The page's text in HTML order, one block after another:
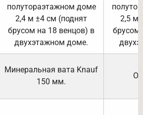
полутораэтажном доме
2,4 м ±4 см (поднят
брусом на 18 венцов) в
двухэтажном доме.
2,5 м
брусом
Минеральная вата Knauf
150 мм.